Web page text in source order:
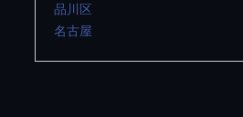
品川区
名古屋